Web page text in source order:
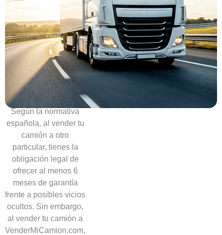
camión con total
confianza.
Sin
necesidad
de
ofrecer
garantías
Según la normativa
española, al vender tu
camión a otro
particular, tienes la
obligación legal de
ofrecer al menos 6
meses de garantía
frente a posibles vicios
ocultos. Sin embargo,
al vender tu camión a
VenderMiCamion.com,